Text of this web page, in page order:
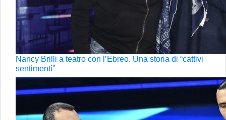
Nancy Brilli a teatro con l’Ebreo. Una storia di “cattivi
sentimenti”